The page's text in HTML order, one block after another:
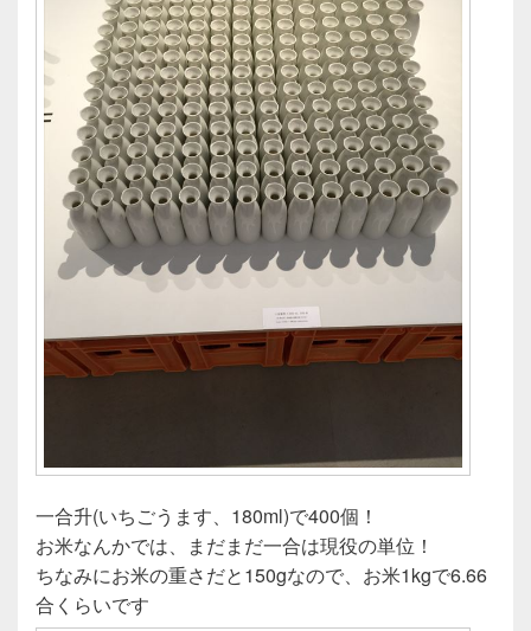
一合升(いちごうます、180ml)で400個！
お米なんかでは、まだまだ一合は現役の単位！
ちなみにお米の重さだと150gなので、お米1kgで6.66
合くらいです